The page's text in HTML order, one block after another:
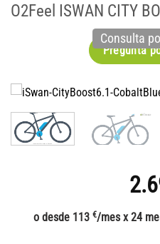
O2Feel ISWAN CITY
Pregunta
Consulta
o desde 113 €/mes x 24